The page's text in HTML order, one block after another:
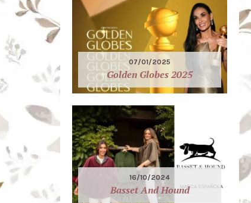
07/01/2025
Golden Globes 2025
16/10/2024
Basset And Hound